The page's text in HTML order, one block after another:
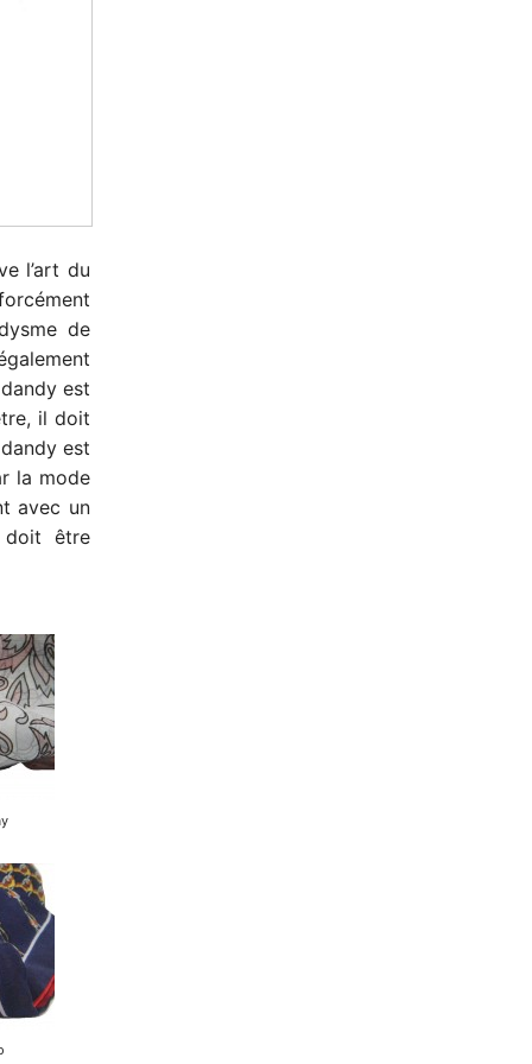
l’art du
de
est
il doit
est
la mode
avec un
doit être